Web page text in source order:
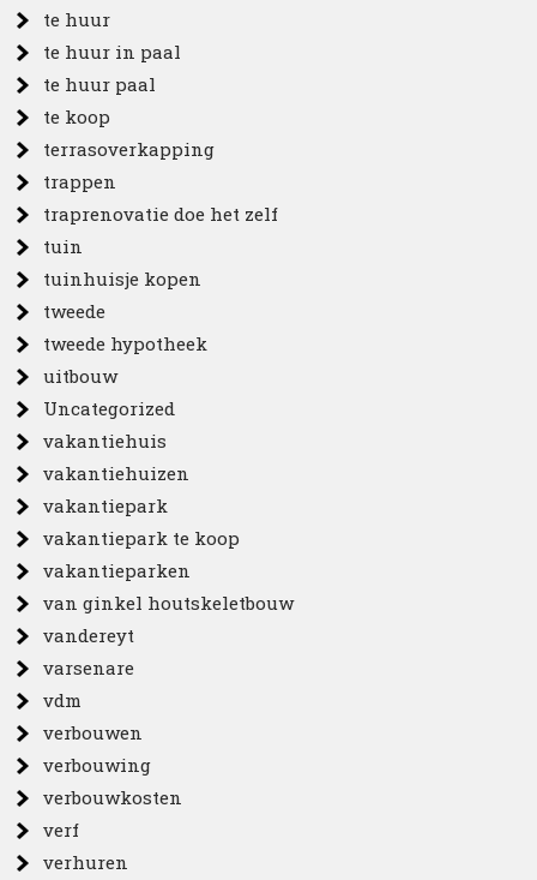
te huur
te huur in paal
te huur paal
te koop
terrasoverkapping
trappen
traprenovatie doe het zelf
tuin
tuinhuisje kopen
tweede
tweede hypotheek
uitbouw
Uncategorized
vakantiehuis
vakantiehuizen
vakantiepark
vakantiepark te koop
vakantieparken
van ginkel houtskeletbouw
vandereyt
varsenare
vdm
verbouwen
verbouwing
verbouwkosten
verf
verhuren